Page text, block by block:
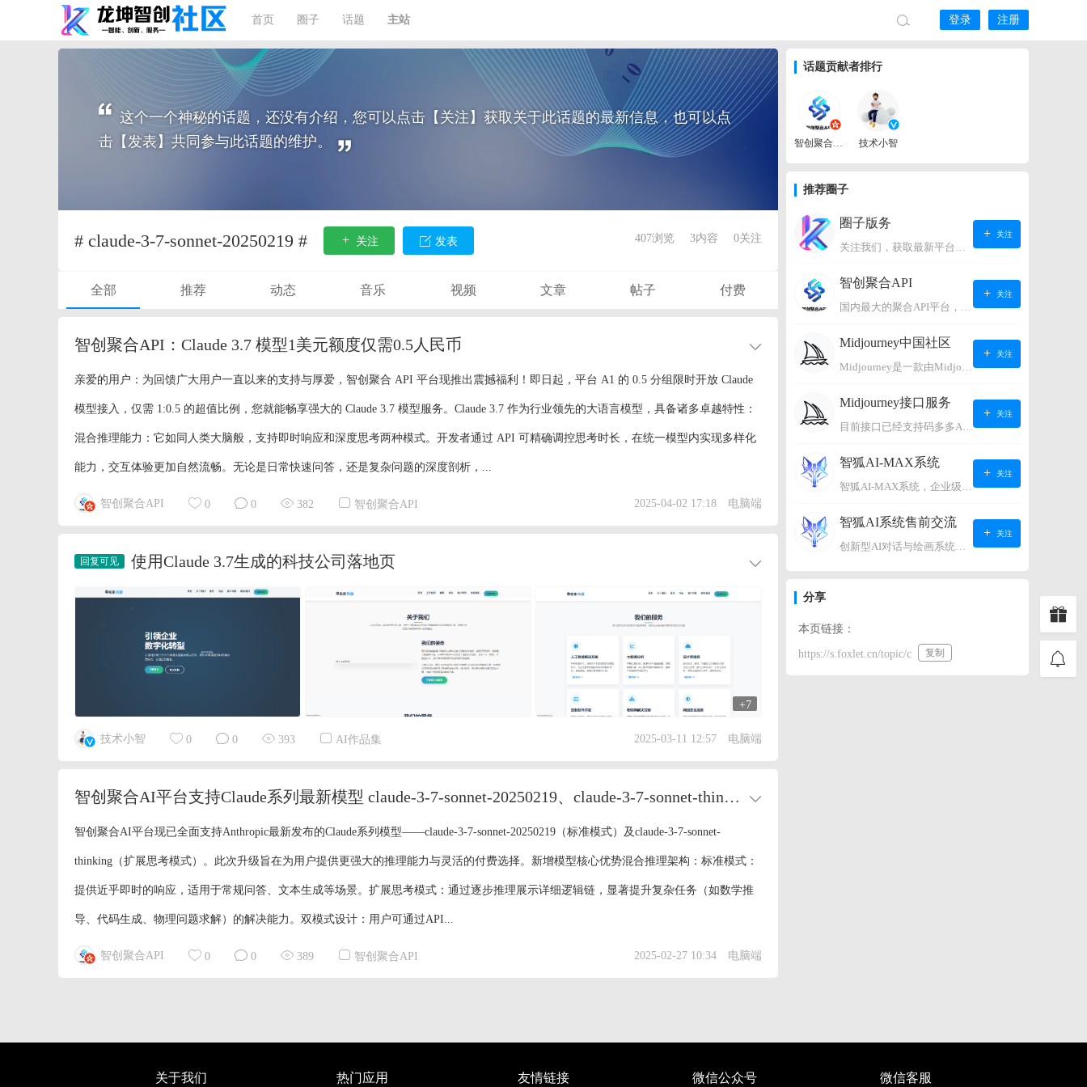
首页 圈子 话题 主站 登录 注册
话题贡献者排行
智创聚合API 技术小智
推荐圈子
圈子版务
关注我们，获取最新平台动态。
关注
智创聚合API
国内最大的聚合API平台，支持OpenAI、阿里、智谱、360、讯飞、百度等国内外大语言模型。https://s.lconai.com/
关注
Midjourney中国社区
Midjourney是一款由Midjourney有限公司开发的数字艺术工具软件，具有生成虚拟世界的强大能力，可根据用户输入的文字或语音在虚拟世界中生成对应场景，使用户能够探索和创造自己的数字艺术作品。
关注
Midjourney接口服务
目前接口已经支持码多多AI系统、小狐狸AI系统，如需其它接口请联系微信客服：lonconst
关注
智狐AI-MAX系统
智狐AI-MAX系统，企业级AI知识库，可以进行AI对话、AI应用，拥有强大的第三方对接能力。适用企业智能客服、企业智能文档、专家顾问助理等多种企业级商业场景，具有较大的商业使用价值。 如需购买请联系客服微信：lonconst
关注
智狐AI系统售前交流
创新型AI对话与绘画系统（非官方） 如需购买请联系微信客服：lonconst
关注
分享
本页链接：
https://s.foxlet.cn/topic/c 复制
这个一个神秘的话题，还没有介绍，您可以点击【关注】获取关于此话题的最新信息，也可以点
击【发表】共同参与此话题的维护。
# claude-3-7-sonnet-20250219 # 关注 发表 407浏览 3内容 0关注
全部 推荐 动态 音乐 视频 文章 帖子 付费
智创聚合API：Claude 3.7 模型1美元额度仅需0.5人民币
亲爱的用户：为回馈广大用户一直以来的支持与厚爱，智创聚合 API 平台现推出震撼福利！即日起，平台 A1 的 0.5 分组限时开放 Claude
模型接入，仅需 1:0.5 的超值比例，您就能畅享强大的 Claude 3.7 模型服务。Claude 3.7 作为行业领先的大语言模型，具备诸多卓越特性：
混合推理能力：它如同人类大脑般，支持即时响应和深度思考两种模式。开发者通过 API 可精确调控思考时长，在统一模型内实现多样化
能力，交互体验更加自然流畅。无论是日常快速问答，还是复杂问题的深度剖析，...
智创聚合API 0 0 382 智创聚合API 2025-04-02 17:18 电脑端
使用Claude 3.7生成的科技公司落地页
+7
技术小智 0 0 393 AI作品集 2025-03-11 12:57 电脑端
智创聚合AI平台支持Claude系列最新模型 claude-3-7-sonnet-20250219、claude-3-7-sonnet-thinking
智创聚合AI平台现已全面支持Anthropic最新发布的Claude系列模型——claude-3-7-sonnet-20250219（标准模式）及claude-3-7-sonnet-
thinking（扩展思考模式）。此次升级旨在为用户提供更强大的推理能力与灵活的付费选择。新增模型核心优势混合推理架构：标准模式：
提供近乎即时的响应，适用于常规问答、文本生成等场景。扩展思考模式：通过逐步推理展示详细逻辑链，显著提升复杂任务（如数学推
导、代码生成、物理问题求解）的解决能力。双模式设计：用户可通过API...
智创聚合API 0 0 389 智创聚合API 2025-02-27 10:34 电脑端
关于我们 热门应用 友情链接 微信公众号 微信客服